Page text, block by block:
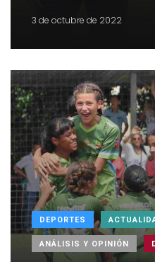
3 de octubre de 2022
DEPORTES
ANÁLISIS Y OPINIÓN